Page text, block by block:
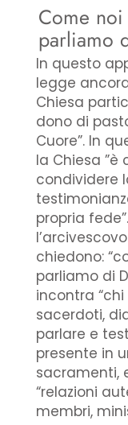
Come
parliamo
In questo
legge
Chiesa
dono di
Cuore”. In
la Chiesa
condividere
propria
chiedono:
parliamo di
incontra
sacerdoti,
parlare e
presente in
sacramenti,
“relazioni
membri,